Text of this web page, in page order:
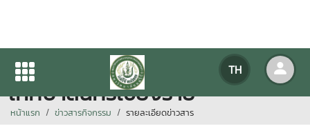
TH
คณะศึกษาดูงานจากสำนักงาน
เทศบาลนครเชียงราย
หน้าแรก ข่าวสารกิจกรรม รายละเอียดข่าวสาร